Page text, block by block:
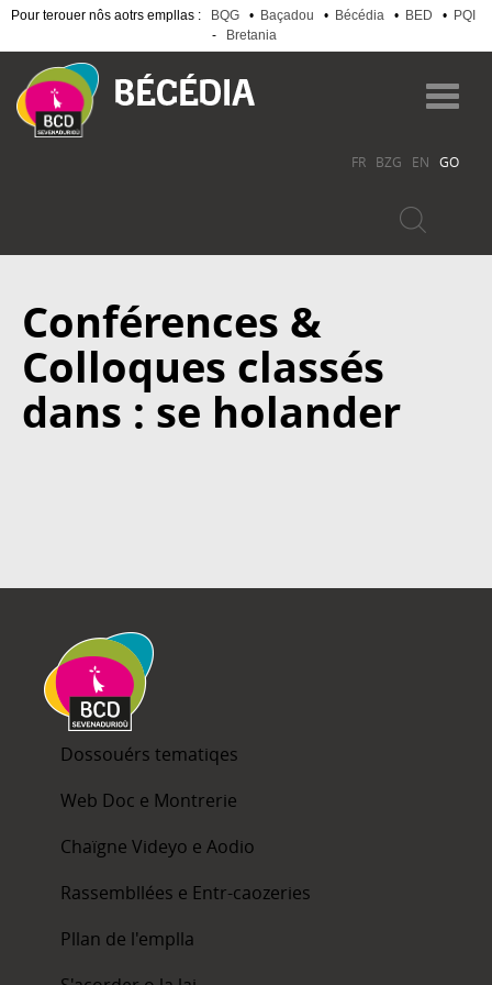
Pour terouer nôs aotrs empllas : BQG • Baçadou • Bécédia • BED •
PQI
-
Bretania
main
content
FR BZG EN GO
Conférences &
Colloques classés
dans : se holander
Dossouérs tematiqes
Web Doc e Montrerie
Chaïgne Videyo e Aodio
Rassembllées e Entr-caozeries
Pllan de l'emplla